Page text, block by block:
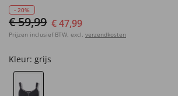
- 20%
€ 59,99 € 47,99
Prijzen inclusief BTW, excl. verzendkosten
Kleur: grijs